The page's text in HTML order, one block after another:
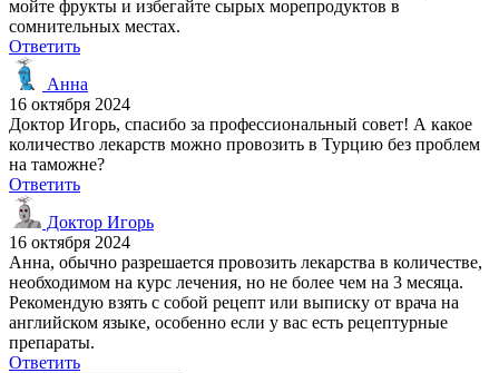
мойте фрукты и избегайте сырых морепродуктов в
сомнительных местах.
Ответить
Анна
16 октября 2024
Доктор Игорь, спасибо за профессиональный совет! А какое
количество лекарств можно провозить в Турцию без проблем
на таможне?
Ответить
Доктор Игорь
16 октября 2024
Анна, обычно разрешается провозить лекарства в количестве,
необходимом на курс лечения, но не более чем на 3 месяца.
Рекомендую взять с собой рецепт или выписку от врача на
английском языке, особенно если у вас есть рецептурные
препараты.
Ответить